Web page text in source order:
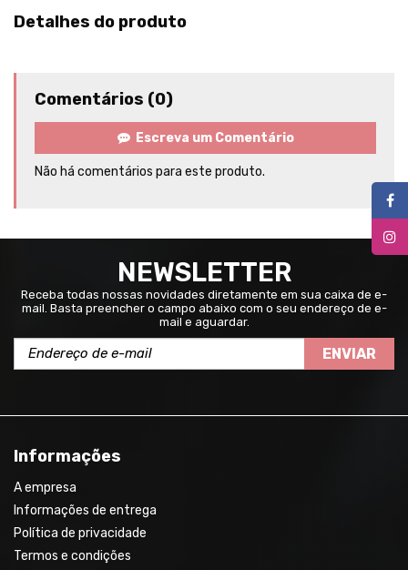
Detalhes do produto
Comentários (0)
Escreva um Comentário
Não há comentários para este produto.
NEWSLETTER
Receba todas nossas novidades diretamente em sua caixa de e-
mail. Basta preencher o campo abaixo com o seu endereço de e-
mail e aguardar.
ENVIAR
Informações
A empresa
Informações de entrega
Política de privacidade
Termos e condições